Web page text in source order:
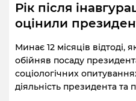
Рік після
оцінили
Минає 12 місяців відтоді,
обійняв посаду
соціологічних
діяльність президента та